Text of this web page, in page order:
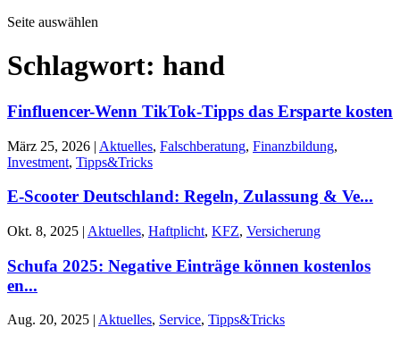
Seite auswählen
Schlagwort: hand
Finfluencer-Wenn TikTok-Tipps das Ersparte kosten
März 25, 2026 | Aktuelles, Falschberatung, Finanzbildung,
Investment, Tipps&Tricks
E-Scooter Deutschland: Regeln, Zulassung & Ve...
Okt. 8, 2025 | Aktuelles, Haftplicht, KFZ, Versicherung
Schufa 2025: Negative Einträge können kostenlos
en...
Aug. 20, 2025 Aktuelles, Service, Tipps&Tricks